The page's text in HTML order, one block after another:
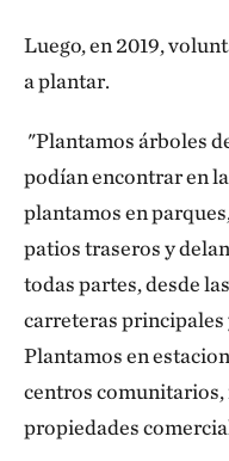
Cuando pensamos
generalmente
robles y olmos.
árboles de hoja
Los árboles son un
determinados
concretamente los
las partículas
sale de los tubos de
en sus poros, o
hojas o a las agujas
Luego, en 2019,
a plantar.
"Plantamos árboles
podían encontrar en
plantamos en
patios traseros y
todas partes, desde
carreteras
Plantamos en
centros comunitarios,
propiedades